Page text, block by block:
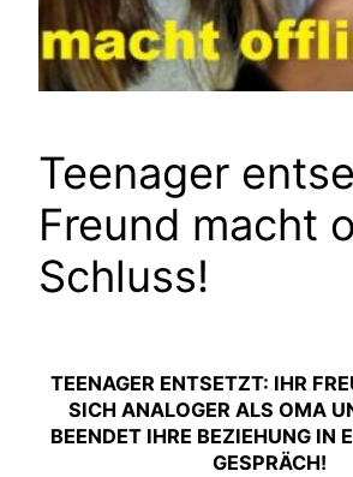
Teenager
Freund macht
Schluss!
TEENAGER ENTSETZT: IHR
SICH ANALOGER ALS OMA
BEENDET IHRE BEZIEHUNG IN
GESPRÄCH!